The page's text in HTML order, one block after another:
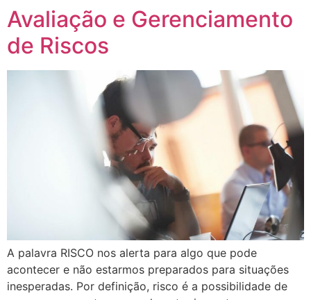
Avaliação e Gerenciamento
de Riscos
A palavra RISCO nos alerta para algo que pode
acontecer e não estarmos preparados para situações
inesperadas. Por definição, risco é a possibilidade de